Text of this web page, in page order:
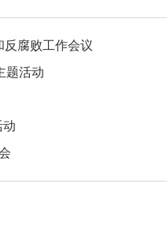
反腐败工作会议
题活动
动